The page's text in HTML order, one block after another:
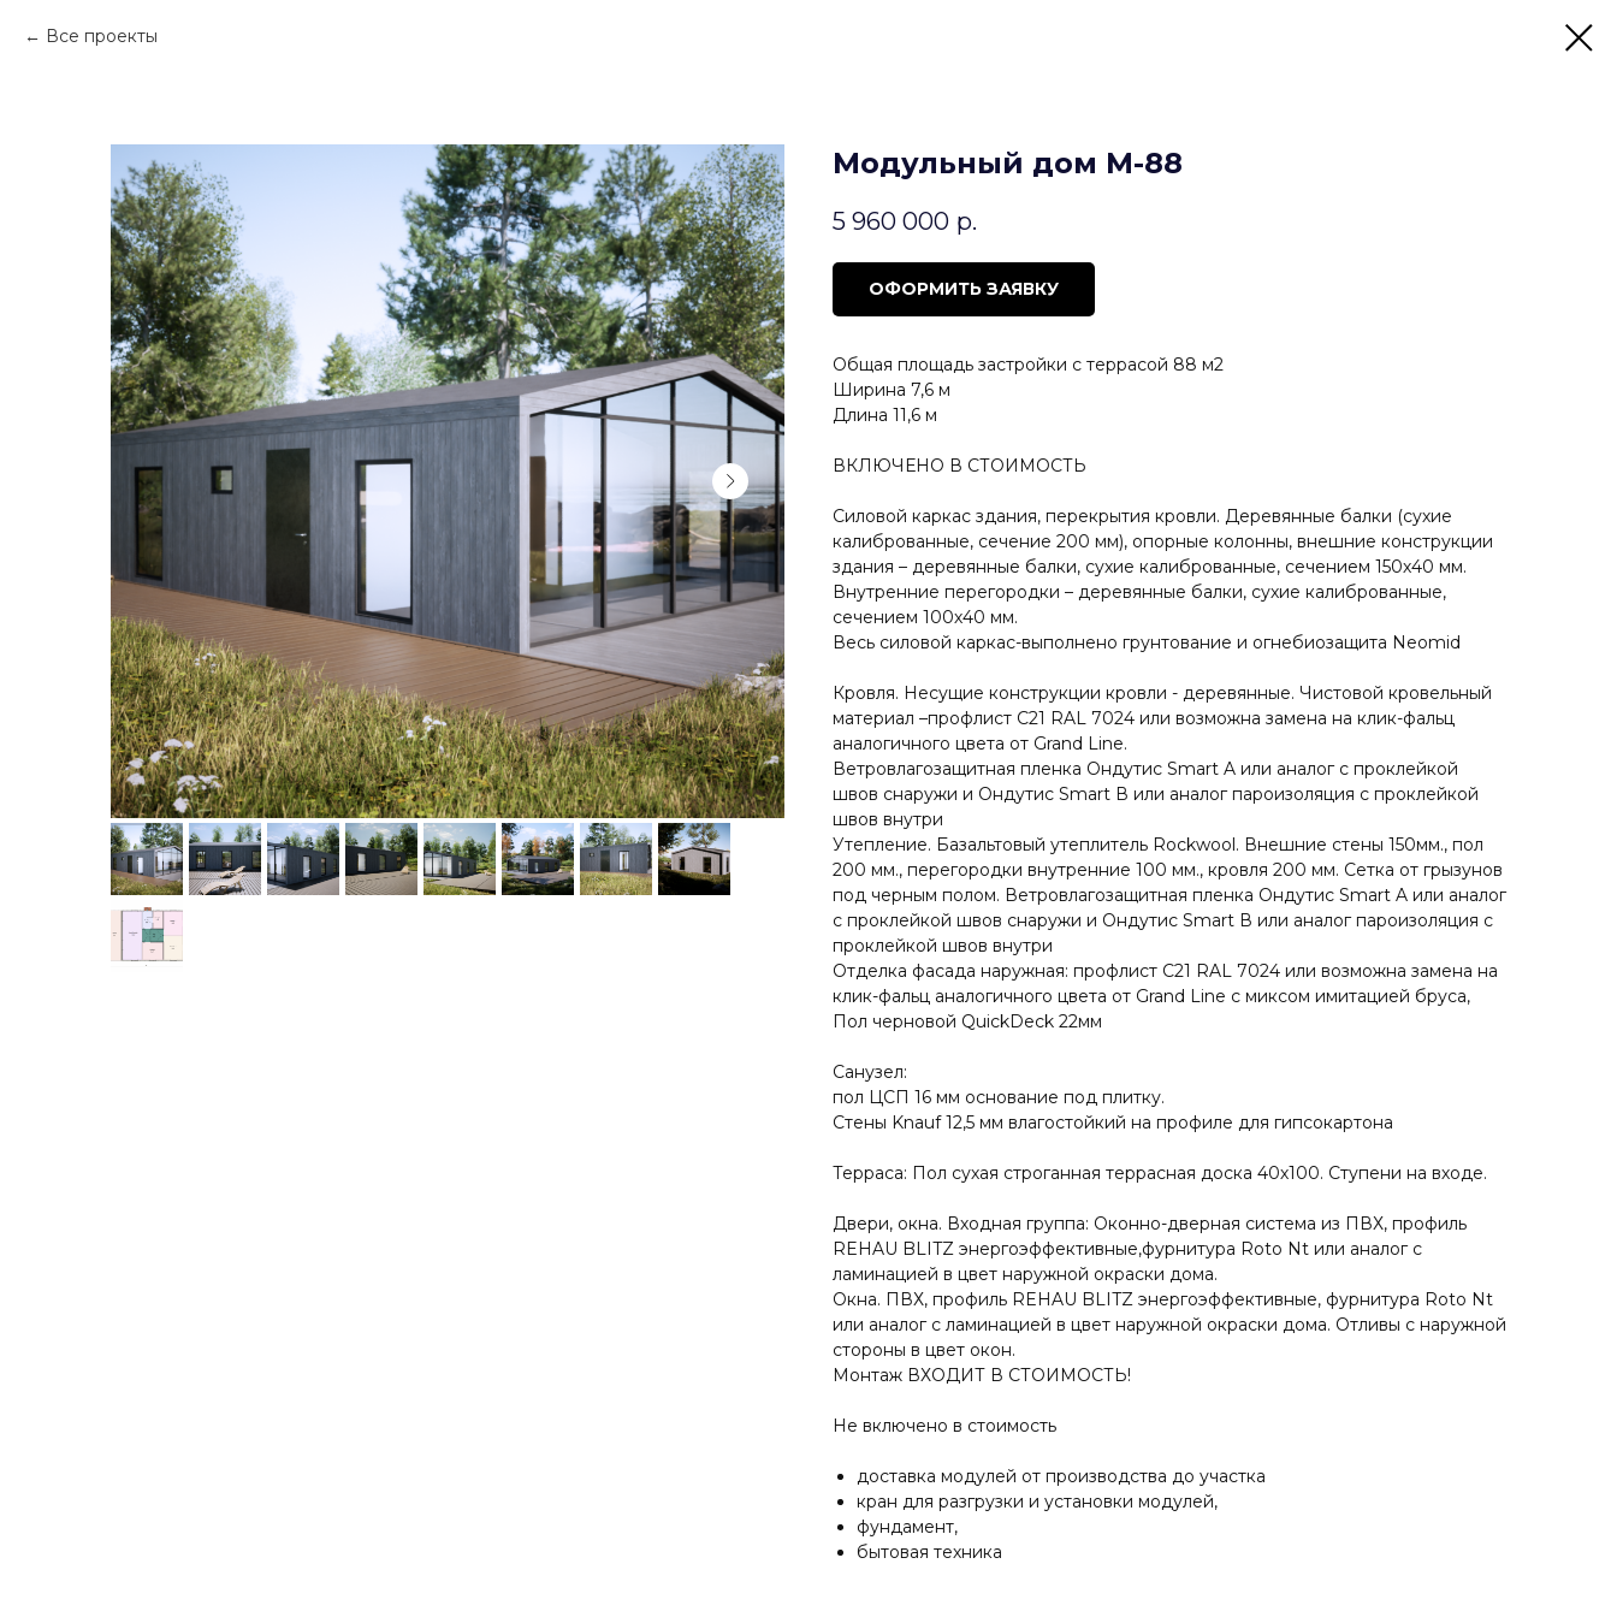
Все проекты
Модульный дом М-88
5 960 000 р.
ОФОРМИТЬ ЗАЯВКУ
Общая площадь застройки с террасой 88 м2
Ширина 7,6 м
Длина 11,6 м
ВКЛЮЧЕНО В СТОИМОСТЬ
Силовой каркас здания, перекрытия кровли. Деревянные балки (сухие
калиброванные, сечение 200 мм), опорные колонны, внешние конструкции
здания – деревянные балки, сухие калиброванные, сечением 150х40 мм.
Внутренние перегородки – деревянные балки, сухие калиброванные,
сечением 100х40 мм.
Весь силовой каркас-выполнено грунтование и огнебиозащита Neomid
Кровля. Несущие конструкции кровли - деревянные. Чистовой кровельный
материал –профлист С21 RAL 7024 или возможна замена на клик-фальц
аналогичного цвета от Grand Line.
Ветровлагозащитная пленка Ондутис Smart A или аналог с проклейкой
швов снаружи и Ондутис Smart В или аналог пароизоляция с проклейкой
швов внутри
Утепление. Базальтовый утеплитель Rockwool. Внешние стены 150мм., пол
200 мм., перегородки внутренние 100 мм., кровля 200 мм. Сетка от грызунов
под черным полом. Ветровлагозащитная пленка Ондутис Smart A или аналог
с проклейкой швов снаружи и Ондутис Smart В или аналог пароизоляция с
проклейкой швов внутри
Отделка фасада наружная: профлист С21 RAL 7024 или возможна замена на
клик-фальц аналогичного цвета от Grand Line с миксом имитацией бруса,
Пол черновой QuickDeck 22мм
Санузел:
пол ЦСП 16 мм основание под плитку.
Стены Knauf 12,5 мм влагостойкий на профиле для гипсокартона
Терраса: Пол сухая строганная террасная доска 40х100. Ступени на входе.
Двери, окна. Входная группа: Оконно-дверная система из ПВХ, профиль
REHAU BLITZ энергоэффективные,фурнитура Roto Nt или аналог с
ламинацией в цвет наружной окраски дома.
Окна. ПВХ, профиль REHAU BLITZ энергоэффективные, фурнитура Roto Nt
или аналог с ламинацией в цвет наружной окраски дома. Отливы с наружной
стороны в цвет окон.
Монтаж ВХОДИТ В СТОИМОСТЬ!
Не включено в стоимость
доставка модулей от производства до участка
кран для разгрузки и установки модулей,
фундамент,
бытовая техника